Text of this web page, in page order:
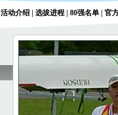
活动介绍| 选拔进程| 80强名单| 官